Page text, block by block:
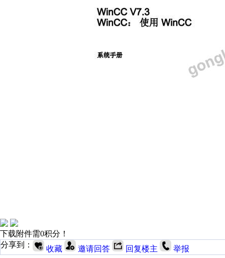
下载附件需0积分！
分享到：
收藏 邀请回答 回复楼主 举报